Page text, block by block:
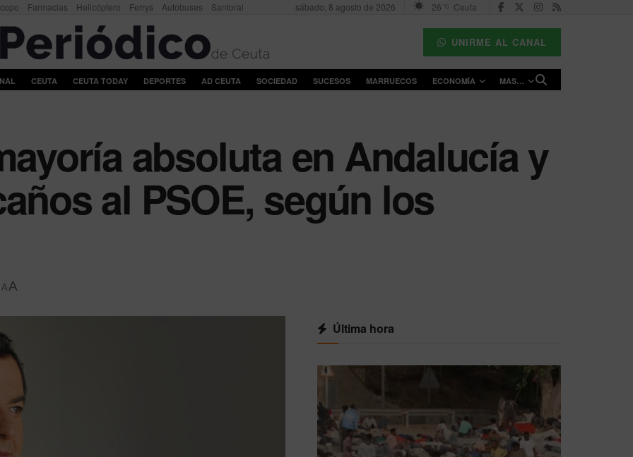
Farmacias Helicóptero Ferrys Autobuses Santoral sábado, 8 agosto de 2026 26 °C Ceuta
UNIRME AL CANAL
CEUTA CEUTA TODAY DEPORTES AD CEUTA SOCIEDAD SUCESOS MARRUECOS ECONOMÍA MAS…
absoluta en Andalucía y
al PSOE, según los
AA
Última hora